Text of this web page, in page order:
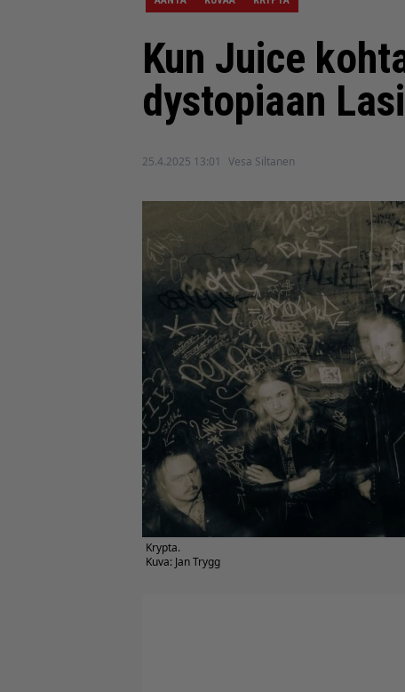
Kun Juice
dystopiaan
25.4.2025 13:01 Vesa Siltanen
Krypta.
Kuva: Jan Trygg